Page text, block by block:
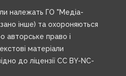
належать ГО "Медіа-
інше) та охороняються
авторське право і
матеріали
до ліцензії CC BY-NC-